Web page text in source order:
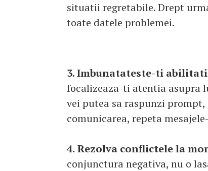
situatii regretabile. Drept
toate datele problemei.
3. Imbunatateste-ti
focalizeaza-ti atentia asupra
vei putea sa raspunzi
comunicarea, repeta
4. Rezolva conflictele la
conjunctura negativa, nu o